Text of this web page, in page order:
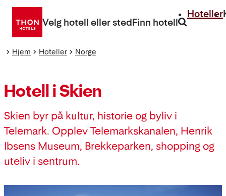
Gå
direkte
Velg hotell eller stedFinn hotell
Hoteller
Hjem Hoteller Norge
Hotell i Skien
Skien byr på kultur, historie og byliv i
Telemark. Opplev Telemarkskanalen, Henrik
Ibsens Museum, Brekkeparken, shopping og
uteliv i sentrum.